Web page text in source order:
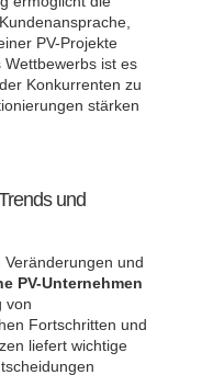
PV-Projekte
ist es
Konkurrenten zu
stärken
und
und
PV-Unternehmen
von
Fortschritten und
liefert wichtige